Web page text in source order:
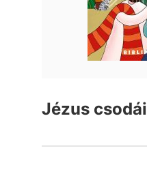
Jézus csodái